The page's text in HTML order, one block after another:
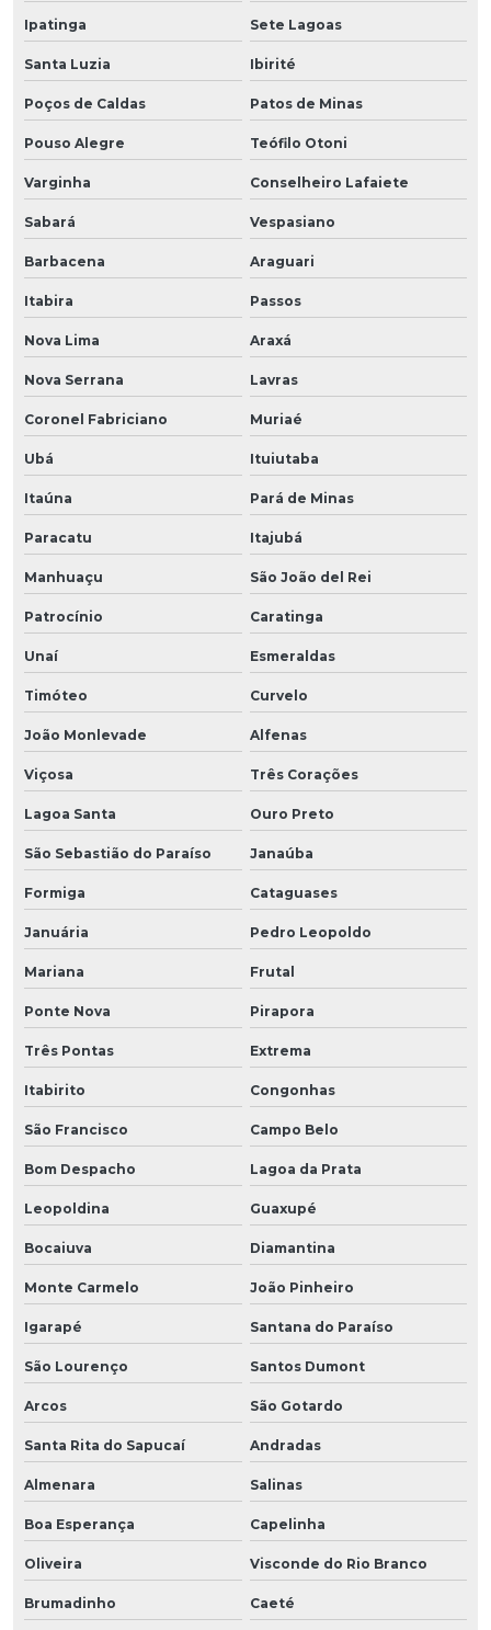
Ipatinga Sete Lagoas
Santa Luzia Ibirité
Poços de Caldas Patos de Minas
Pouso Alegre Teófilo Otoni
Varginha Conselheiro Lafaiete
Sabará Vespasiano
Barbacena Araguari
Itabira Passos
Nova Lima Araxá
Nova Serrana Lavras
Coronel Fabriciano Muriaé
Ubá Ituiutaba
Itaúna Pará de Minas
Paracatu Itajubá
Manhuaçu São João del Rei
Patrocínio Caratinga
Unaí Esmeraldas
Timóteo Curvelo
João Monlevade Alfenas
Viçosa Três Corações
Lagoa Santa Ouro Preto
São Sebastião do Paraíso Janaúba
Formiga Cataguases
Januária Pedro Leopoldo
Mariana Frutal
Ponte Nova Pirapora
Três Pontas Extrema
Itabirito Congonhas
São Francisco Campo Belo
Bom Despacho Lagoa da Prata
Leopoldina Guaxupé
Bocaiuva Diamantina
Monte Carmelo João Pinheiro
Igarapé Santana do Paraíso
São Lourenço Santos Dumont
Arcos São Gotardo
Santa Rita do Sapucaí Andradas
Almenara Salinas
Boa Esperança Capelinha
Oliveira Visconde do Rio Branco
Brumadinho Caeté